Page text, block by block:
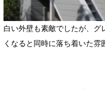
白い外壁も素敵でしたが、グ
くなると同時に落ち着いた雰